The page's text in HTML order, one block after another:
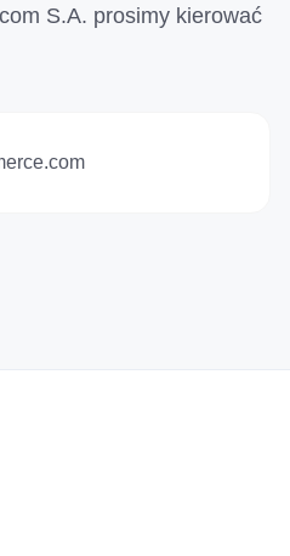
S.A. prosimy kierować